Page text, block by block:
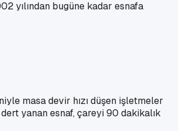
yılından bugüne kadar esnafa
masa devir hızı düşen işletmeler
yanan esnaf, çareyi 90 dakikalık